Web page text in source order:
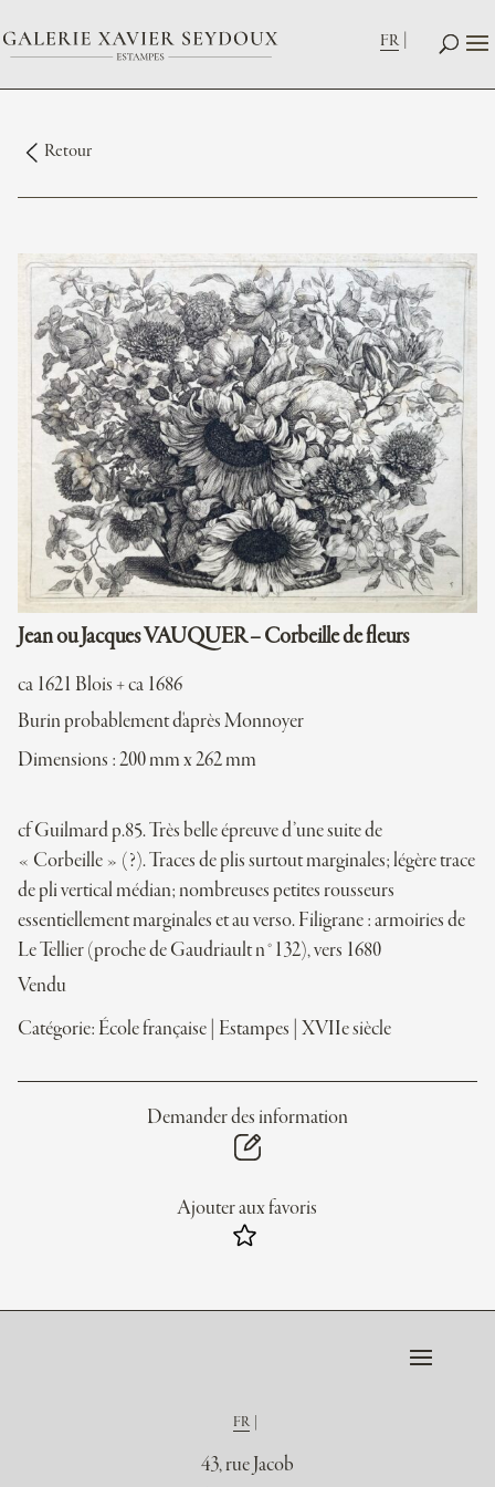
FR
Retour
Jean ou Jacques VAUQUER – Corbeille de fleurs
ca 1621 Blois + ca 1686
Burin probablement d'après Monnoyer
Dimensions : 200 mm x 262 mm
cf Guilmard p.85. Très belle épreuve d’une suite de
« Corbeille » (?). Traces de plis surtout marginales; légère trace
de pli vertical médian; nombreuses petites rousseurs
essentiellement marginales et au verso. Filigrane : armoiries de
Le Tellier (proche de Gaudriault n°132), vers 1680
Vendu
Catégorie: École française Estampes XVIIe siècle
Demander des information
Ajouter aux favoris
FR
43, rue Jacob